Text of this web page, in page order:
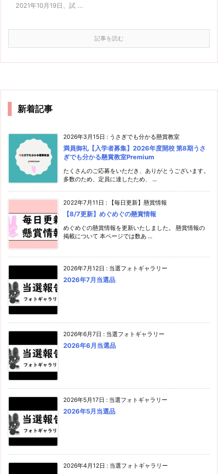
2021年10月19日、試 ...
記事を読む
新着記事
2026年3月15日 : うさぎでも分かる懸賞教室
満員御礼【入学者募集】2026年度開校 第8期うさ
ぎでも分かる懸賞教室Premium
たくさんのご応募をいただき、ありがとうございます。
多数のため、定員に達したため、 ...
2022年7月11日 : 【毎日更新】懸賞情報
【8/7更新】めぐめぐの懸賞情報
めぐめぐの懸賞情報を更新いたしました。 懸賞情報の
掲載について 本ページでは数あ ...
2026年7月12日 : 当選フォトギャラリー
2026年7月当選品
2026年6月7日 : 当選フォトギャラリー
2026年6月当選品
2026年5月17日 : 当選フォトギャラリー
2026年5月当選品
2026年4月12日 : 当選フォトギャラリー